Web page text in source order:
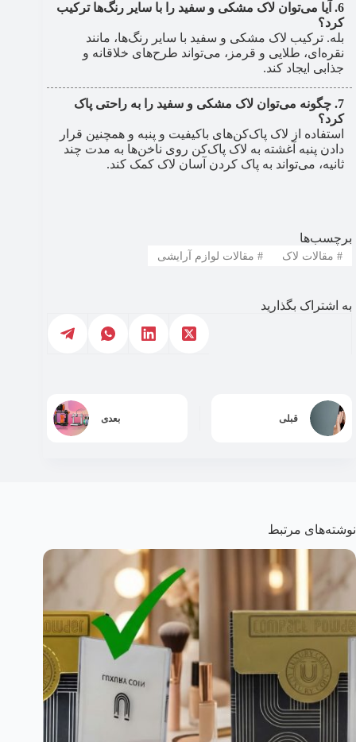
آیا می‌توان لاک مشکی و سفید را با سایر رنگ‌ها ترکیب
کرد؟
بله. ترکیب لاک مشکی و سفید با سایر رنگ‌ها، مانند
نقره‌ای، طلایی و قرمز، می‌تواند طرح‌های خلاقانه و
جذابی ایجاد کند.
چگونه می‌توان لاک مشکی و سفید را به راحتی پاک
کرد؟
استفاده از لاک پاک‌کن‌های باکیفیت و پنبه و همچنین قرار
دادن پنبه آغشته به لاک پاک‌کن روی ناخن‌ها به مدت چند
ثانیه، می‌تواند به پاک کردن آسان لاک کمک کند.
برچسب‌ها
#مقالات لاک #مقالات لوازم آرایشی
به اشتراک بگذارید
قبلی بعدی
نوشته‌های مرتبط